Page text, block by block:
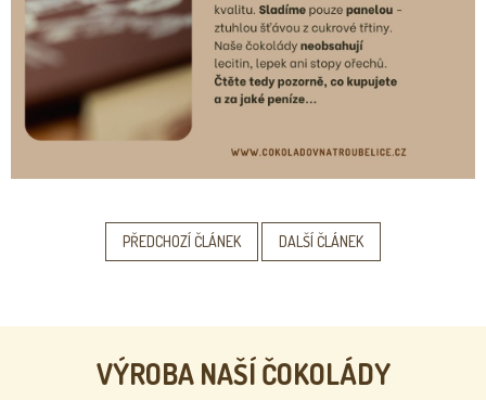
PŘEDCHOZÍ ČLÁNEK DALŠÍ ČLÁNEK
VÝROBA NAŠÍ ČOKOLÁDY